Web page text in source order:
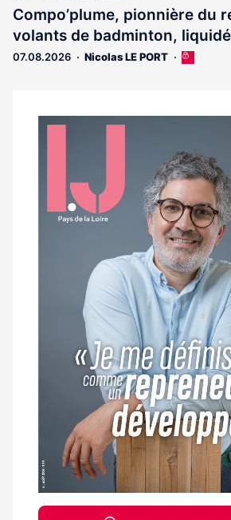
Compo’plume, pionnière du
volants de badminton,
07.08.2026 Nicolas LE PORT
Cet
aux
Notre
magazine